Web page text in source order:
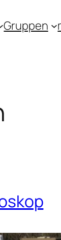
Gruppen